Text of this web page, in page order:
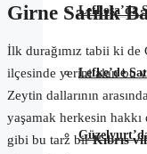
Lefkoşa’da
Lefke’de
Girne Satılık
İlk durağımız tabii ki de
ilçesinde yerini alan bu
Zeytin dallarının
yaşamak herkesin
gibi bu tarz birKıbrıs